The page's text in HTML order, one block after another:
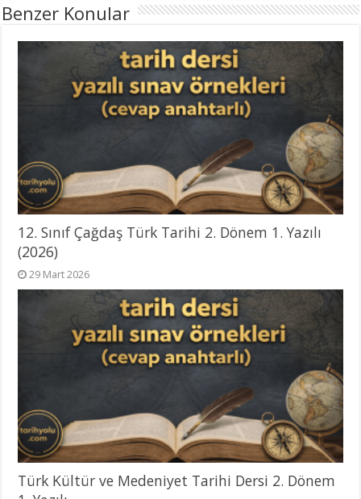
Benzer Konular
12. Sınıf Çağdaş Türk Tarihi 2. Dönem 1. Yazılı
(2026)
29 Mart 2026
Türk Kültür ve Medeniyet Tarihi Dersi 2. Dönem